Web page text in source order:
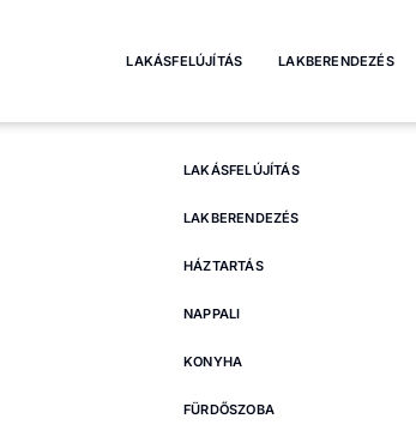
LAKÁSFELÚJÍTÁS LAKBERENDEZÉS
LAKÁSFELÚJÍTÁS
LAKBERENDEZÉS
HÁZTARTÁS
NAPPALI
KONYHA
FÜRDŐSZOBA